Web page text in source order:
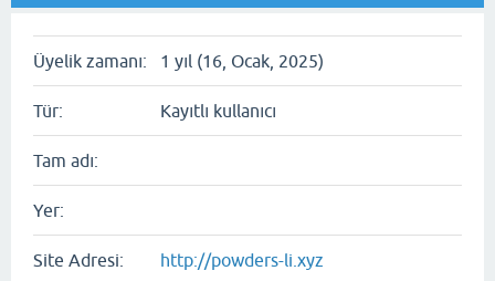
Üyelik zamanı: 1 yıl (16, Ocak, 2025)
Tür: Kayıtlı kullanıcı
Tam adı:
Yer:
Site Adresi: http://powders-li.xyz